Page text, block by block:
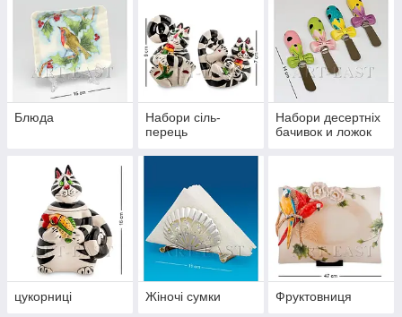
Блюда
Набори сіль-
перець
Набори десертніх
бачивок и ложок
цукорниці Жіночі сумки Фруктовниця